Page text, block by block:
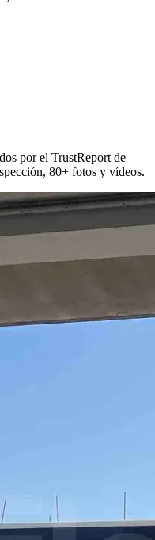
por el TrustReport de
80+ fotos y vídeos.